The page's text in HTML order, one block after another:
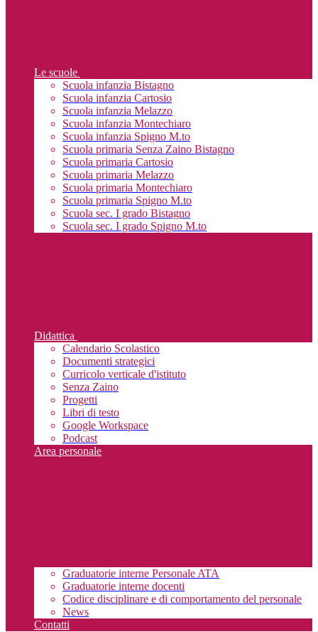
Le scuole
Scuola infanzia Bistagno
Scuola infanzia Cartosio
Scuola infanzia Melazzo
Scuola infanzia Montechiaro
Scuola infanzia Spigno M.to
Scuola primaria Senza Zaino Bistagno
Scuola primaria Cartosio
Scuola primaria Melazzo
Scuola primaria Montechiaro
Scuola primaria Spigno M.to
Scuola sec. I grado Bistagno
Scuola sec. I grado Spigno M.to
Didattica
Calendario Scolastico
Documenti strategici
Curricolo verticale d'istituto
Senza Zaino
Progetti
Libri di testo
Google Workspace
Podcast
Area personale
Graduatorie interne Personale ATA
Graduatorie interne docenti
Codice disciplinare e di comportamento del personale
News
Contatti